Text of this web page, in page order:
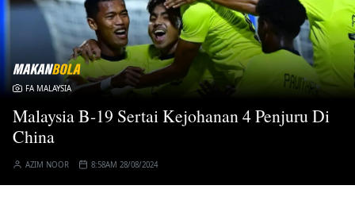
FA MALAYSIA
Malaysia B-19 Sertai Kejohanan 4 Penjuru Di
China
AZIM NOOR 8:58AM 28/08/2024